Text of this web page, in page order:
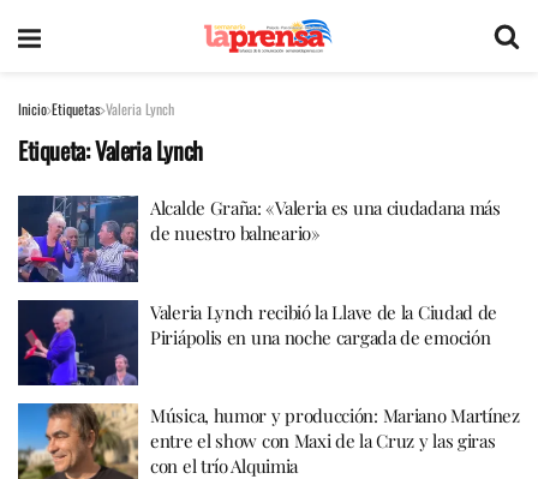
Inicio Etiquetas Valeria Lynch
Etiqueta:Valeria Lynch
Alcalde Graña: «Valeria es una ciudadana más
de nuestro balneario»
Valeria Lynch recibió la Llave de la Ciudad de
Piriápolis en una noche cargada de emoción
Música, humor y producción: Mariano Martínez
entre el show con Maxi de la Cruz y las giras
con el trío Alquimia